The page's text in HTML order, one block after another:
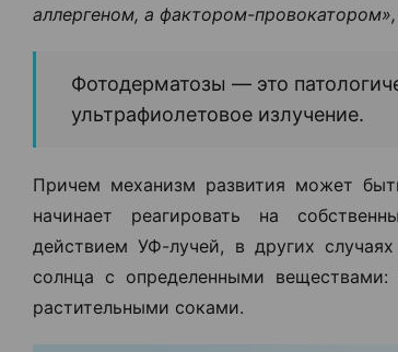
аллергеном, а фактором-
Фотодерматозы — это
ультрафиолетовое излучение.
Причем механизм развития может
начинает реагировать на
действием УФ-лучей, в других
солнца с определенными
растительными соками.